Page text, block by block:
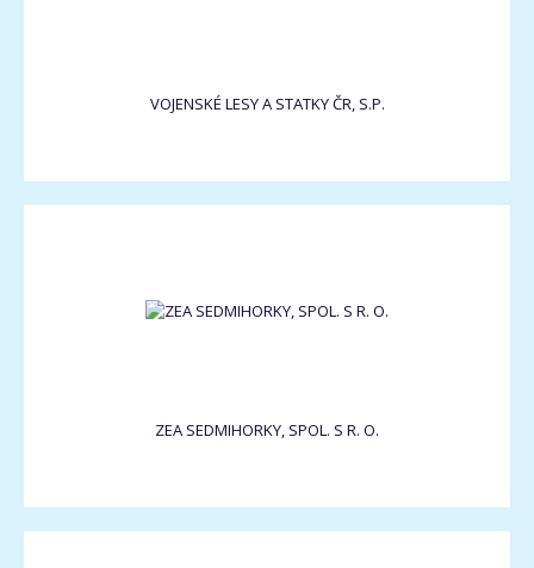
VOJENSKÉ LESY A STATKY ČR, S.P.
ZEA SEDMIHORKY, SPOL. S R. O.